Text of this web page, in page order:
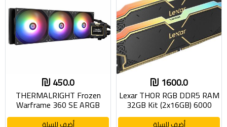
1600.0
Lexar THOR RGB DDR5 RAM
32GB Kit (2x16GB) 6000
MHz
450.0
THERMALRIGHT Frozen
Warframe 360 SE ARGB